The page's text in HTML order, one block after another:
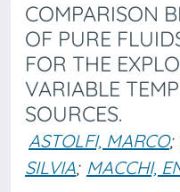
COMPARISON
OF PURE
FOR THE
VARIABLE
SOURCES.
ASTOLFI, MARCO;
SILVIA; MACCHI,